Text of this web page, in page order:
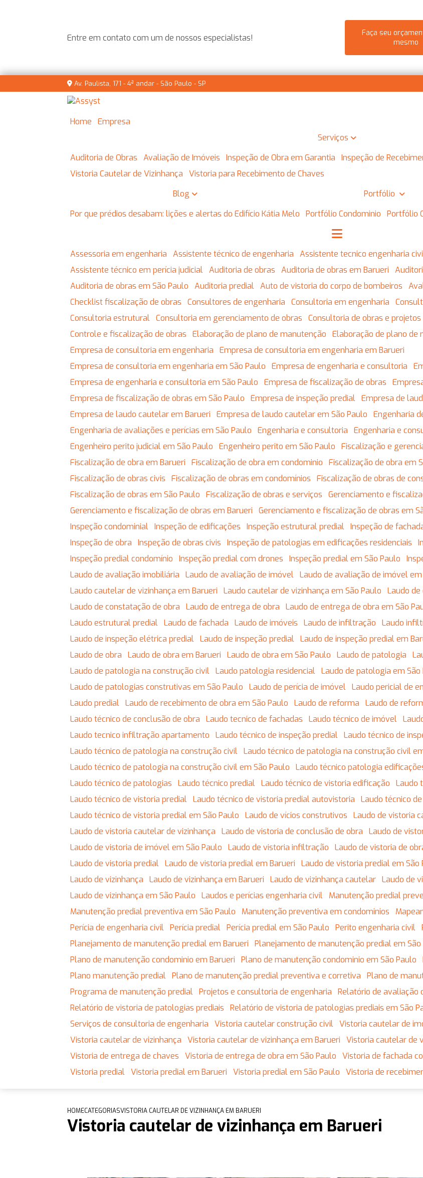
Entre em contato com um de nossos especialistas!
Faça seu
mesmo
Av. Paulista, 171 - 4ª andar - São Paulo - SP
Home
Empresa
Serviços
Auditoria de Obras
Avaliação de Imóveis Inspeção de Obra em Garantia Inspeção de
Vistoria Cautelar de Vizinhança
Vistoria para Recebimento de Chaves
Blog
Por que prédios desabam: lições e alertas do Edifício Kátia Melo
Portfólio
Portfólio Condominio
Portfólio
Assessoria em engenharia Assistente técnico de engenharia Assistente tecnico engenharia
Assistente técnico em perícia judicial
Auditoria de obras Auditoria de obras em Barueri
Auditoria de obras em São Paulo
Auditoria predial Auto de vistoria do corpo de bombeiros
Checklist fiscalização de obras
Consultores de engenharia Consultoria em engenharia
Consultoria estrutural
Consultoria em gerenciamento de obras Consultoria de obras e projetos
Controle e fiscalização de obras
Elaboração de plano de manutenção
Elaboração de plano
Empresa de consultoria em engenharia
Empresa de consultoria em engenharia em Barueri
Empresa de consultoria em engenharia em São Paulo
Empresa de engenharia e consultoria
Empresa de engenharia e consultoria em São Paulo
Empresa de fiscalização de obras
Empresa de fiscalização de obras em São Paulo
Empresa de inspeção predial
Empresa de
Empresa de laudo cautelar em Barueri
Empresa de laudo cautelar em São Paulo Engenharia
Engenharia de avaliações e perícias em São Paulo
Engenharia e consultoria Engenharia e
Engenheiro perito judicial em São Paulo
Engenheiro perito em São Paulo Fiscalização e
Fiscalização de obra em Barueri
Fiscalização de obra em condominio Fiscalização de obra em
Fiscalização de obras civis
Fiscalização de obras em condomínios Fiscalização de obras de
Fiscalização de obras em São Paulo
Fiscalização de obras e serviços
Gerenciamento e
Gerenciamento e fiscalização de obras em Barueri
Gerenciamento e fiscalização de obras em
Inspeção condominial
Inspeção de edificações Inspeção estrutural predial Inspeção de
Inspeção de obra
Inspeção de obras civis Inspeção de patologias em edificações residenciais
Inspeção predial condomínio
Inspeção predial com drones Inspeção predial em São Paulo
Laudo de avaliação imobiliária
Laudo de avaliação de imóvel Laudo de avaliação de imóvel
Laudo cautelar de vizinhança em Barueri
Laudo cautelar de vizinhança em São Paulo
Laudo
Laudo de constatação de obra
Laudo de entrega de obra Laudo de entrega de obra em São
Laudo estrutural predial
Laudo de fachada Laudo de imóveis Laudo de infiltração Laudo
Laudo de inspeção elétrica predial
Laudo de inspeção predial Laudo de inspeção predial em
Laudo de obra
Laudo de obra em Barueri Laudo de obra em São Paulo Laudo de patologia
Laudo de patologia na construção civil
Laudo patologia residencial Laudo de patologia em São
Laudo de patologias construtivas em São Paulo
Laudo de perícia de imóvel Laudo pericial de
Laudo predial
Laudo de recebimento de obra em São Paulo Laudo de reforma Laudo de
Laudo técnico de conclusão de obra
Laudo tecnico de fachadas Laudo técnico de imóvel
Laudo tecnico infiltração apartamento
Laudo técnico de inspeção predial
Laudo técnico de
Laudo técnico de patologia na construção civil
Laudo técnico de patologia na construção civil
Laudo técnico de patologia na construção civil em São Paulo
Laudo técnico patologia
Laudo técnico de patologias
Laudo técnico predial Laudo técnico de vistoria edificação
Laudo técnico de vistoria predial
Laudo técnico de vistoria predial autovistoria
Laudo técnico
Laudo técnico de vistoria predial em São Paulo
Laudo de vícios construtivos
Laudo de vistoria
Laudo de vistoria cautelar de vizinhança
Laudo de vistoria de conclusão de obra
Laudo de
Laudo de vistoria de imóvel em São Paulo
Laudo de vistoria infiltração Laudo de vistoria de
Laudo de vistoria predial
Laudo de vistoria predial em Barueri Laudo de vistoria predial em São
Laudo de vizinhança
Laudo de vizinhança em Barueri Laudo de vizinhança cautelar
Laudo de
Laudo de vizinhança em São Paulo
Laudos e perícias engenharia civil Manutenção predial
Manutenção predial preventiva em São Paulo
Manutenção preventiva em condominios
Perícia de engenharia civil
Perícia predial Perícia predial em São Paulo Perito engenharia civil
Planejamento de manutenção predial em Barueri
Planejamento de manutenção predial em São
Plano de manutenção condominio em Barueri
Plano de manutenção condominio em São Paulo
Plano manutenção predial
Plano de manutenção predial preventiva e corretiva
Plano de
Programa de manutenção predial
Projetos e consultoria de engenharia Relatório de
Relatório de vistoria de patologias prediais
Relatório de vistoria de patologias prediais em São
Serviços de consultoria de engenharia
Vistoria cautelar construção civil Vistoria cautelar de
Vistoria cautelar de vizinhança
Vistoria cautelar de vizinhança em Barueri
Vistoria cautelar de
Vistoria de entrega de chaves
Vistoria de entrega de obra em São Paulo Vistoria de fachada
Vistoria predial
Vistoria predial em Barueri Vistoria predial em São Paulo Vistoria de
HOMECATEGORIASVISTORIA CAUTELAR DE VIZINHANÇA EM BARUERI
Vistoria cautelar de vizinhança em Barueri